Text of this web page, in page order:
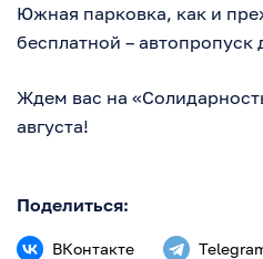
Южная парковка, как и
бесплатной – автопропуск
Ждем вас на
августа!
Поделиться:
ВКонтакте